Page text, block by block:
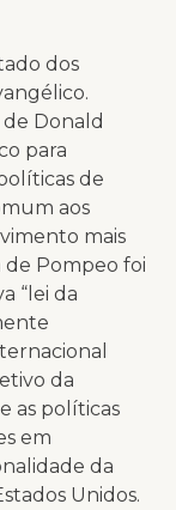
dos
Donald
para
de
aos
mais
de Pompeo foi
“lei da
da
as políticas
em
da
Unidos.